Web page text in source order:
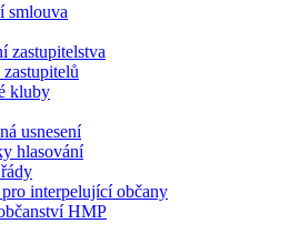
smlouva
zastupitelstva
zastupitelů
kluby
usnesení
hlasování
interpelující občany
HMP